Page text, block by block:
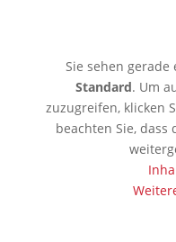
Sie sehen
Standard. Um
zuzugreifen, klicken
beachten Sie,